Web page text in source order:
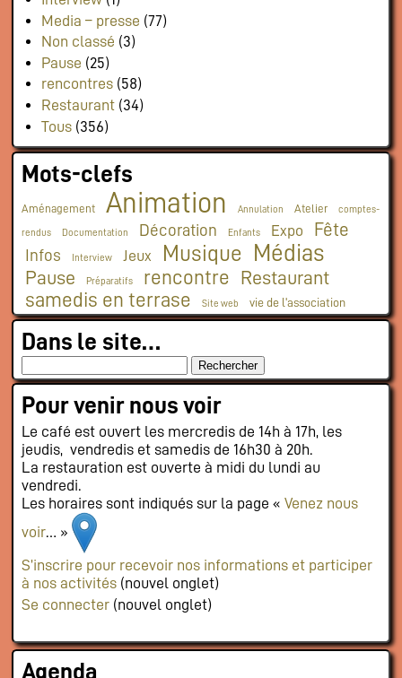
Media – presse (77)
Non classé (3)
Pause (25)
rencontres(58)
Restaurant(34)
Tous(356)
Mots-clefs
Aménagement Animation Annulation Atelier comptes-
rendus Documentation Décoration Enfants Expo Fête
Infos Interview Jeux Musique Médias
Pause Préparatifs rencontre Restaurant
samedis en terrase Site web vie de l'association
Dans le site…
Pour venir nous voir
Le café est ouvert les mercredis de 14h à 17h, les
jeudis, vendredis et samedis de 16h30 à 20h.
La restauration est ouverte à midi du lundi au
vendredi.
Les horaires sont indiqués sur la page « Venez nous
voir… »
S’inscrire pour recevoir nos informations et participer
à nos activités(nouvel onglet)
Se connecter(nouvel onglet)
Agenda